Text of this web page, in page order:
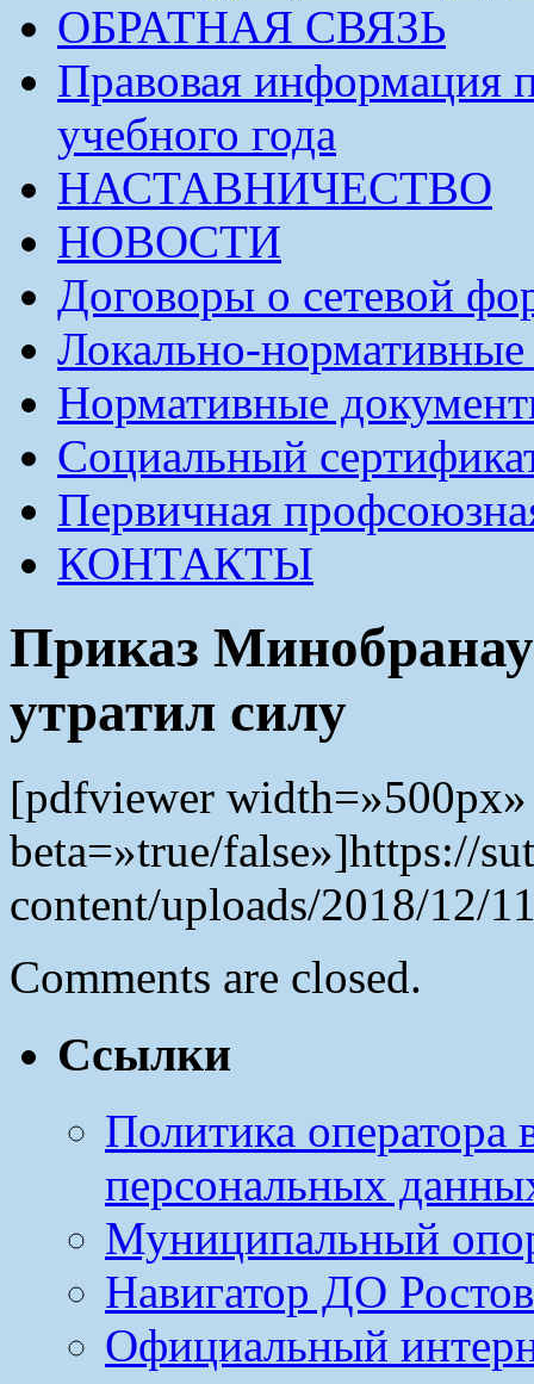
ОБРАТНАЯ СВЯЗЬ
Правовая информация
учебного года
НАСТАВНИЧЕСТВО
НОВОСТИ
Договоры о сетевой
Локально-
Нормативные
Социальный
Первичная
КОНТАКТЫ
Приказ
утратил силу
[pdfviewer
beta=»true/false»]https://
content/uploads/2018/12/
Comments are closed.
Ссылки
Политика оператора
персональных
Муниципальный
Навигатор ДО
Официальный